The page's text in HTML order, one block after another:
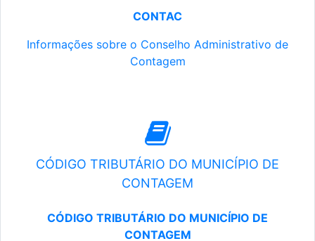
CONTAC
Informações sobre o Conselho Administrativo de
Contagem
CÓDIGO TRIBUTÁRIO DO MUNICÍPIO DE
CONTAGEM
CÓDIGO TRIBUTÁRIO DO MUNICÍPIO DE
CONTAGEM